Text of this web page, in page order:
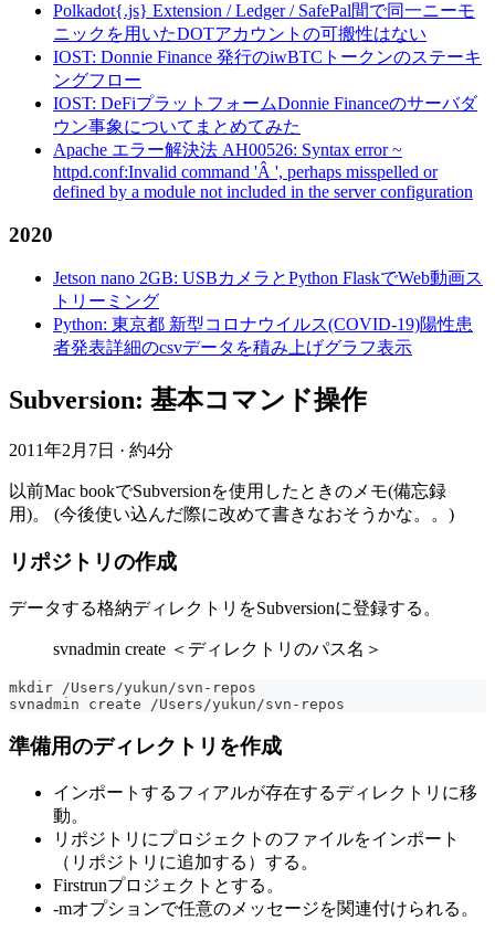
Polkadot{.js} Extension / Ledger / SafePal間で同一ニーモ
ニックを用いたDOTアカウントの可搬性はない
IOST: Donnie Finance 発行のiwBTCトークンのステーキ
ングフロー
IOST: DeFiプラットフォームDonnie Financeのサーバダ
ウン事象についてまとめてみた
Apache エラー解決法 AH00526: Syntax error ~
httpd.conf:Invalid command 'Â ', perhaps misspelled or
defined by a module not included in the server configuration
2020
Jetson nano 2GB: USBカメラとPython FlaskでWeb動画ス
トリーミング
Python: 東京都 新型コロナウイルス(COVID-19)陽性患
者発表詳細のcsvデータを積み上げグラフ表示
Subversion: 基本コマンド操作
2011年2月7日 · 約4分
以前Mac bookでSubversionを使用したときのメモ(備忘録
用)。 (今後使い込んだ際に改めて書きなおそうかな。。)
リポジトリの作成
データする格納ディレクトリをSubversionに登録する。
svnadmin create ＜ディレクトリのパス名＞
mkdir /Users/yukun/svn-repos
svnadmin create /Users/yukun/svn-repos
準備用のディレクトリを作成
インポートするフィアルが存在するディレクトリに移
動。
リポジトリにプロジェクトのファイルをインポート
（リポジトリに追加する）する。
Firstrunプロジェクトとする。
-mオプションで任意のメッセージを関連付けられる。